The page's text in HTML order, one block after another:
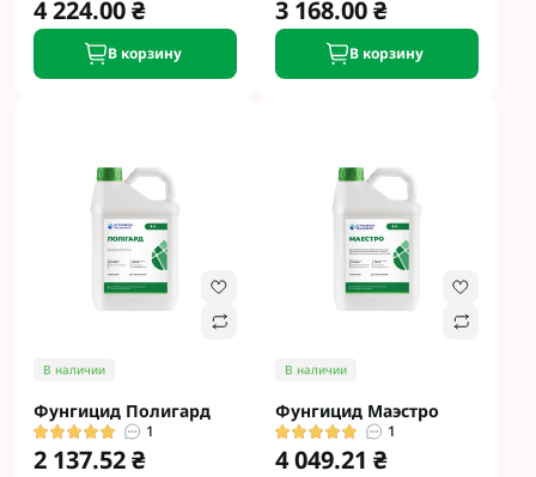
4 224.00 ₴
В корзину
3 168.00 ₴
В корзину
В наличии
Фунгицид Полигард
1
2 137.52 ₴
В наличии
Фунгицид Маэстро
1
4 049.21 ₴